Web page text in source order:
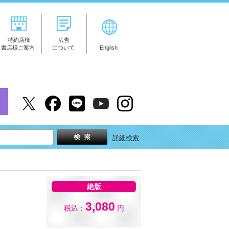
特約店様
書店様ご案内
広告
について
English
詳細検索
絶版
税込： 3,080 円